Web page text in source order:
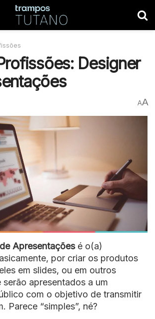
Designer
AA
Apresentaçõesé o(a)
por criar os produtos
em slides, ou em outros
apresentados a um
com o objetivo de transmitir
Parece “simples”, né?